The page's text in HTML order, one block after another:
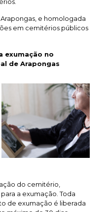
e homologada
em cemitérios públicos
exumação no
de Arapongas
do cemitério,
a exumação. Toda
de exumação é liberada